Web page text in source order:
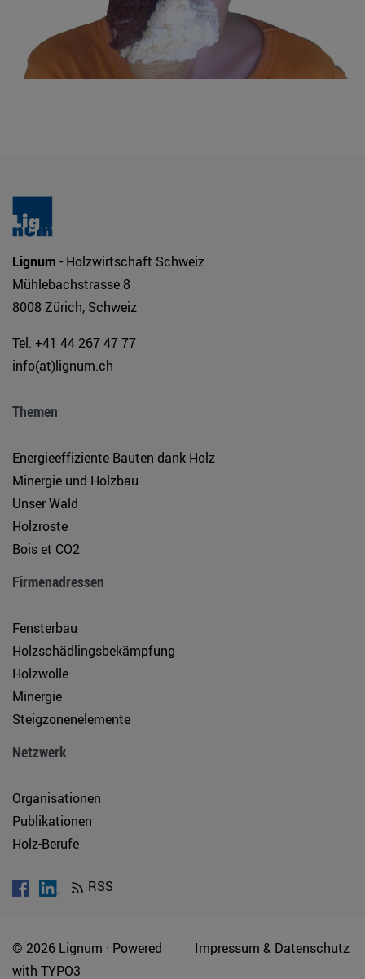
Lignum - Holzwirtschaft Schweiz
Mühlebachstrasse 8
8008 Zürich, Schweiz
Tel. +41 44 267 47 77
info(at)lignum.ch
Themen
Energieeffiziente Bauten dank Holz
Minergie und Holzbau
Unser Wald
Holzroste
Bois et CO2
Firmenadressen
Fensterbau
Holzschädlingsbekämpfung
Holzwolle
Minergie
Steigzonenelemente
Netzwerk
Organisationen
Publikationen
Holz-Berufe
RSS
© 2026 Lignum · Powered
with TYPO3
Impressum & Datenschutz